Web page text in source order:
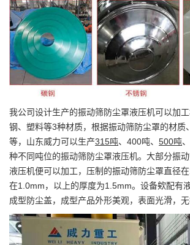
我公司设计生产的振动筛防尘罩液压机可以加
钢、塑料等3种材质，根据振动筛防尘罩的材质
等，山东威力可以生产315吨、400吨、 500吨、
种不同吨位的振动筛防尘罩液压机。大部分振
液压机便可以加工，压制的振动筛防尘罩直径
在1.0mm，以上的厚度为1.5mm。设备欸配有
成型防尘盖，成型产品外形美观，表面光滑，无